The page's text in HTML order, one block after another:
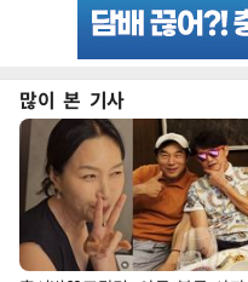
많이 본 기사